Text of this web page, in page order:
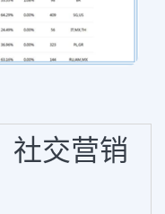
社交营销